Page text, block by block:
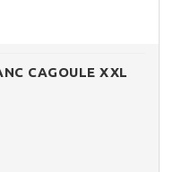
CAGOULE XXL